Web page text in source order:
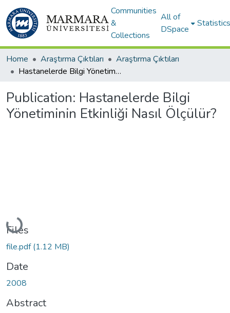
Communities
&
Collections
All of
DSpace
Statistics
Home Araştırma Çıktıları
Araştırma Çıktıları
Hastanelerde Bilgi Yönetiminin Etkinliği Nasıl Ölçülür?
Publication: Hastanelerde Bilgi
Yönetiminin Etkinliği Nasıl Ölçülür?
Loading...
Files
file.pdf(1.12 MB)
Date
2008
Abstract